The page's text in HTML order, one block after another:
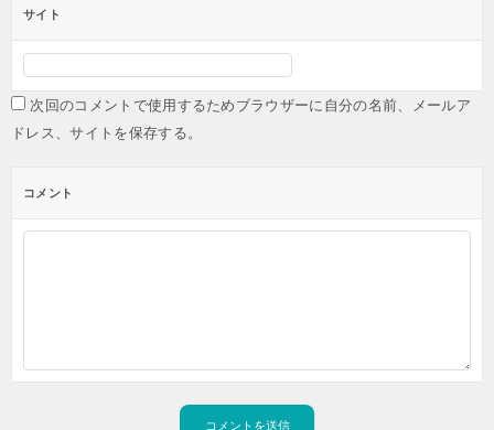
サイト
次回のコメントで使用するためブラウザーに自分の名前、メールア
ドレス、サイトを保存する。
コメント